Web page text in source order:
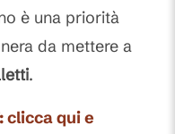
è una priorità
da mettere a
.
clicca qui e